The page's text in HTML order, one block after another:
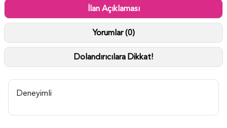
İlan Açıklaması
Yorumlar (0)
Dolandırıcılara Dikkat!
Deneyimli